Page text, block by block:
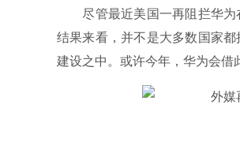
尽管最近美国一再阻拦华为
结果来看，并不是大多数国家
建设之中。或许今年，华为会借